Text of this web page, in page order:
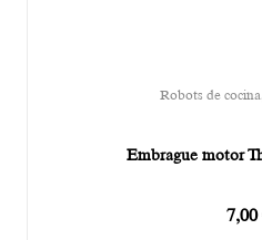
Robots de cocina
Embrague motor
7,00